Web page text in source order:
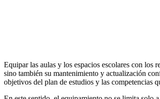
Equipar las aulas y los espacios escolares con los
sino también su mantenimiento y actualización
objetivos del plan de estudios y las competencias